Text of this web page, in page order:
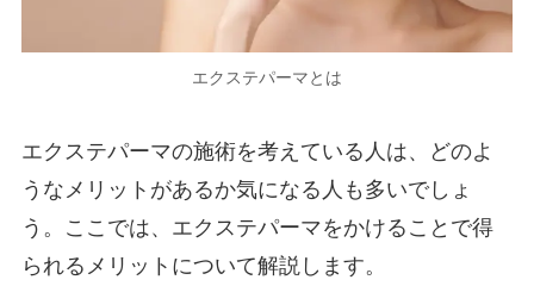
エクステパーマとは
エクステパーマの施術を考えている人は、どのよ
うなメリットがあるか気になる人も多いでしょ
う。ここでは、エクステパーマをかけることで得
られるメリットについて解説します。